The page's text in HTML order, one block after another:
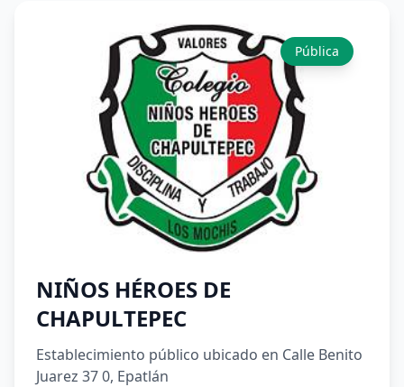
Pública
NIÑOS HÉROES DE
CHAPULTEPEC
Establecimiento público ubicado en Calle Benito
Juarez 37 0, Epatlán